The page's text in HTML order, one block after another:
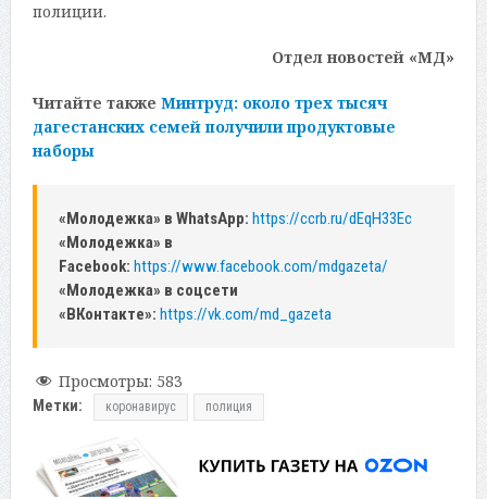
полиции.
Отдел новостей «МД»
Читайте также Минтруд: около трех тысяч
дагестанских семей получили продуктовые
наборы
«Молодежка» в WhatsApp: https://ccrb.ru/dEqH33Ec
«Молодежка» в
Facebook: https://www.facebook.com/mdgazeta/
«Молодежка» в соцсети
«ВКонтакте»: https://vk.com/md_gazeta
Просмотры: 583
Метки: коронавирус полиция